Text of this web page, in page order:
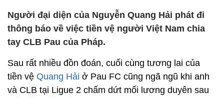
Người đại diện của Nguyễn Quang Hải phát đi
thông báo về việc tiền vệ người Việt Nam chia
tay CLB Pau của Pháp.
Sau rất nhiều đồn đoán, cuối cùng tương lai của
tiền vệ Quang Hải ở Pau FC cũng ngã ngũ khi anh
và CLB tại Ligue 2 chấm dứt mối lương duyên sau